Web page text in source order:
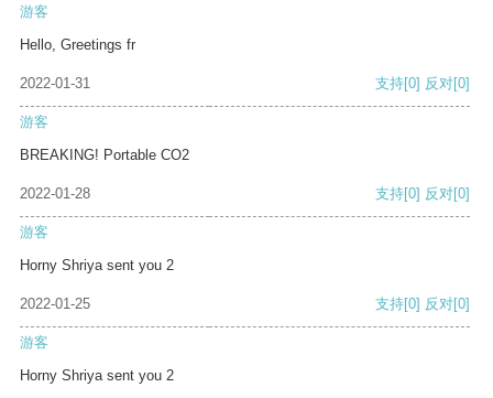
游客
Hello, Greetings fr
2022-01-31 支持[0] 反对[0]
游客
BREAKING! Portable CO2
2022-01-28 支持[0] 反对[0]
游客
Horny Shriya sent you 2
2022-01-25 支持[0] 反对[0]
游客
Horny Shriya sent you 2